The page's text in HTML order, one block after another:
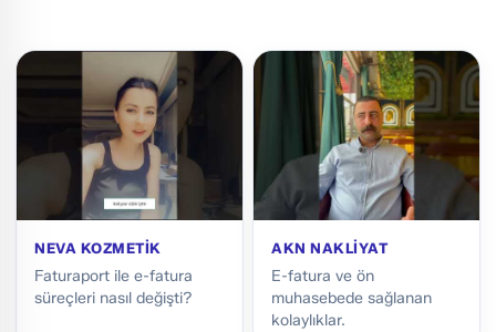
NEVA KOZMETIK
Faturaport ile e-fatura
süreçleri nasıl değişti?
AKN NAKLIYAT
E-fatura ve ön
muhasebede sağlanan
kolaylıklar.